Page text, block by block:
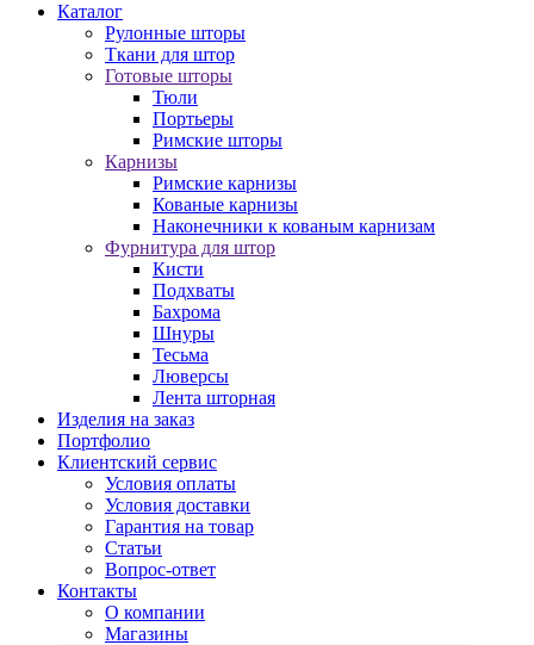
Каталог
Рулонные шторы
Ткани для штор
Готовые шторы
Тюли
Портьеры
Римские шторы
Карнизы
Римские карнизы
Кованые карнизы
Наконечники к кованым карнизам
Фурнитура для штор
Кисти
Подхваты
Бахрома
Шнуры
Тесьма
Люверсы
Лента шторная
Изделия на заказ
Портфолио
Клиентский сервис
Условия оплаты
Условия доставки
Гарантия на товар
Статьи
Вопрос-ответ
Контакты
О компании
Магазины